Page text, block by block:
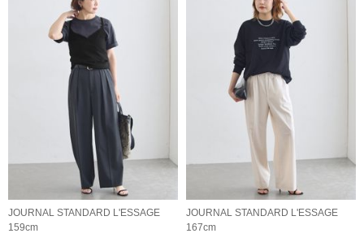
JOURNAL STANDARD L'ESSAGE
159cm
JOURNAL STANDARD L'ESSAGE
167cm